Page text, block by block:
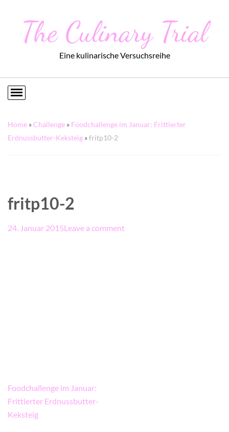
The Culinary Trial
Eine kulinarische Versuchsreihe
Home »Challenge » Foodchallenge im Januar: Frittierter
Erdnussbutter-Keksteig »fritp10-2
fritp10-2
24. Januar 2015Leave a comment
Beitragsnavigation
Foodchallenge im Januar:
Frittierter Erdnussbutter-
Keksteig